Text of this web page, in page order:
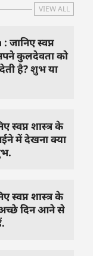
VIEW ALL
स्वप्न
कुलदेवता को
है? शुभ या
स्वप्न शास्त्र के
में देखना क्या
स्वप्न शास्त्र के
दिन आने से